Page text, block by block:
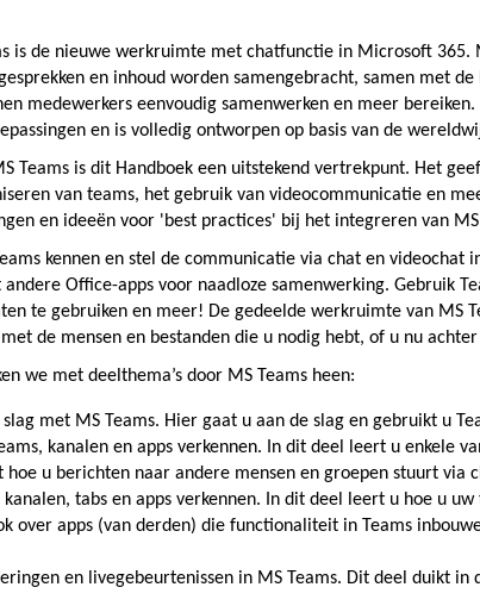
is de nieuwe werkruimte met chatfunctie in Microsoft 365.
en inhoud worden samengebracht, samen met
medewerkers eenvoudig samenwerken en meer
en is volledig ontworpen op basis van de
Teams is dit Handboek een uitstekend vertrekpunt. Het
van teams, het gebruik van videocommunicatie en
en ideeën voor 'best practices' bij het integreren van
kennen en stel de communicatie via chat en videochat
andere Office-apps voor naadloze samenwerking. Gebruik
te gebruiken en meer! De gedeelde werkruimte van MS
de mensen en bestanden die u nodig hebt, of u nu
we met deelthema’s door MS Teams heen:
slag met MS Teams. Hier gaat u aan de slag en gebruikt u
kanalen en apps verkennen. In dit deel leert u enkele
hoe u berichten naar andere mensen en groepen stuurt via
kanalen, tabs en apps verkennen. In dit deel leert u hoe u
over apps (van derden) die functionaliteit in Teams
en livegebeurtenissen in MS Teams. Dit deel duikt